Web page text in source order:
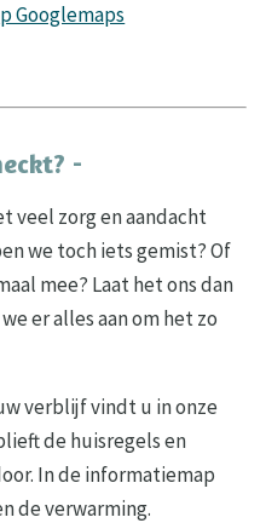
Googlemaps
-
veel zorg en aandacht
we toch iets gemist? Of
mee? Laat het ons dan
er alles aan om het zo
verblijf vindt u in onze
de huisregels en
In de informatiemap
de verwarming.